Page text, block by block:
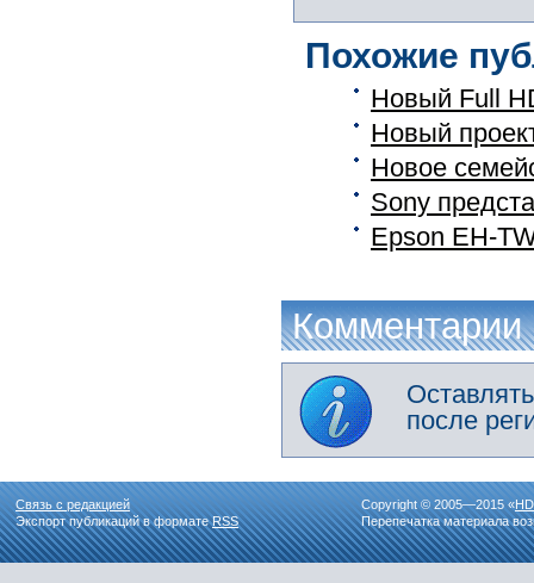
Похожие
Новый Full
Новый
Новое
Sony
Epson EH-
Комментарии
после
Связь с редакцией
Экспорт публикаций в форматеRSS
Copyright © 2005—2015 «
Перепечатка материала